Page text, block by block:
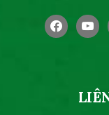
facebook